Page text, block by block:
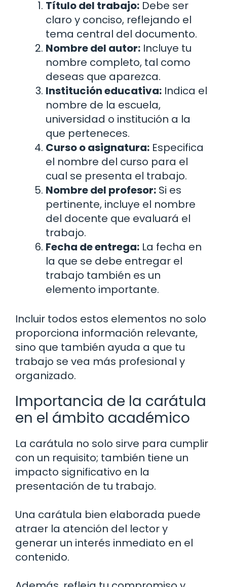
Título del trabajo: Debe ser
claro y conciso, reflejando el
tema central del documento.
Nombre del autor: Incluye tu
nombre completo, tal como
deseas que aparezca.
Institución educativa: Indica el
nombre de la escuela,
universidad o institución a la
que perteneces.
Curso o asignatura: Especifica
el nombre del curso para el
cual se presenta el trabajo.
Nombre del profesor: Si es
pertinente, incluye el nombre
del docente que evaluará el
trabajo.
Fecha de entrega: La fecha en
la que se debe entregar el
trabajo también es un
elemento importante.
Incluir todos estos elementos no solo
proporciona información relevante,
sino que también ayuda a que tu
trabajo se vea más profesional y
organizado.
Importancia de la carátula
en el ámbito académico
La carátula no solo sirve para cumplir
con un requisito; también tiene un
impacto significativo en la
presentación de tu trabajo.
Una carátula bien elaborada puede
atraer la atención del lector y
generar un interés inmediato en el
contenido.